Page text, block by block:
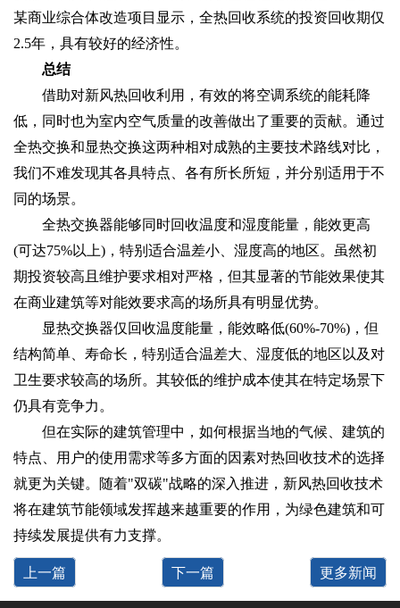
某商业综合体改造项目显示，全热回收系统的投资回收期仅
2.5年，具有较好的经济性。
总结
借助对新风热回收利用，有效的将空调系统的能耗降
低，同时也为室内空气质量的改善做出了重要的贡献。通过
全热交换和显热交换这两种相对成熟的主要技术路线对比，
我们不难发现其各具特点、各有所长所短，并分别适用于不
同的场景。
全热交换器能够同时回收温度和湿度能量，能效更高
(可达75%以上)，特别适合温差小、湿度高的地区。虽然初
期投资较高且维护要求相对严格，但其显著的节能效果使其
在商业建筑等对能效要求高的场所具有明显优势。
显热交换器仅回收温度能量，能效略低(60%-70%)，但
结构简单、寿命长，特别适合温差大、湿度低的地区以及对
卫生要求较高的场所。其较低的维护成本使其在特定场景下
仍具有竞争力。
但在实际的建筑管理中，如何根据当地的气候、建筑的
特点、用户的使用需求等多方面的因素对热回收技术的选择
就更为关键。随着"双碳"战略的深入推进，新风热回收技术
将在建筑节能领域发挥越来越重要的作用，为绿色建筑和可
持续发展提供有力支撑。
上一篇 下一篇 更多新闻